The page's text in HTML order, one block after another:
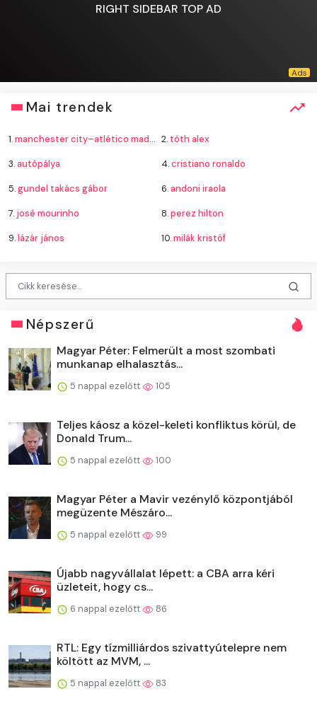
RIGHT SIDEBAR TOP AD
Mai trendek
1.manchester city–atlético madrid 2. tóth alex
3.autópálya 4.cristiano ronaldo
5.gundel takács gábor 6.andoni iraola
7. josé mourinho 8.perez hilton
9.lázár jános 10.milák kristóf
Népszerű
Magyar Péter: Felmerült a most szombati
munkanap elhalasztás...
5 nappal ezelőtt 105
Teljes káosz a közel-keleti konfliktus körül, de
Donald Trum...
5 nappal ezelőtt 100
Magyar Péter a Mavir vezénylő központjából
megüzente Mészáro...
5 nappal ezelőtt 99
Újabb nagyvállalat lépett: a CBA arra kéri
üzleteit, hogy cs...
6 nappal ezelőtt 86
RTL: Egy tízmilliárdos szivattyútelepre nem
költött az MVM, ...
5 nappal ezelőtt 83